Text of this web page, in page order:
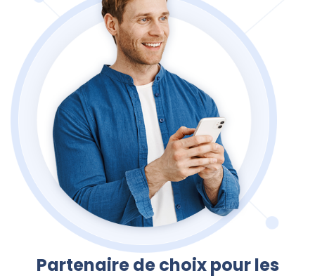
Partenaire de choix pour les